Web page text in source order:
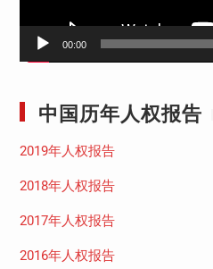
00:00
中国历年人权报告
2019年人权报告
2018年人权报告
2017年人权报告
2016年人权报告